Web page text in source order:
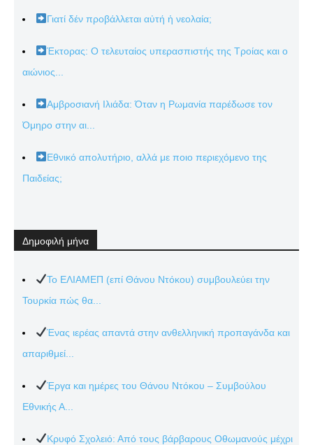
Γιατί δέν προβάλλεται αὐτή ἡ νεολαία;
Έκτορας: Ο τελευταίος υπερασπιστής της Τροίας και ο
αιώνιος...
Αμβροσιανή Ιλιάδα: Όταν η Ρωμανία παρέδωσε τον
Όμηρο στην αι...
Εθνικό απολυτήριο, αλλά με ποιο περιεχόμενο της
Παιδείας;
Δημοφιλή μήνα
Το ΕΛΙΑΜΕΠ (επί Θάνου Ντόκου) συμβουλεύει την
Τουρκία πώς θα...
Ένας ιερέας απαντά στην ανθελληνική προπαγάνδα και
απαριθμεί...
Έργα και ημέρες του Θάνου Ντόκου – Συμβούλου
Εθνικής Α...
Κρυφό Σχολειό: Από τους βάρβαρους Οθωμανούς μέχρι